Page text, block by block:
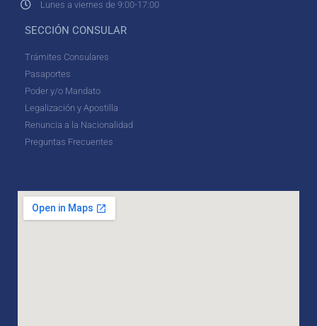
Lunes a viernes de 9:00-17:00
SECCIÓN CONSULAR
Trámites Consulares
Pasaportes
Poder y/o Mandato
Legalización y Apostilla
Renuncia a la Nacionalidad
Preguntas Frecuentes